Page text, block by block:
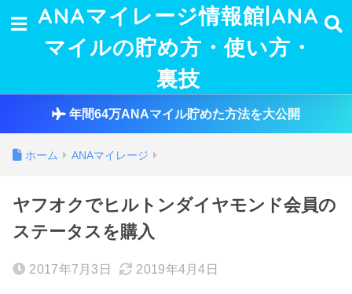
ANAマイレージ情報館|ANA
マイルの貯め方・使い方・
裏技
年間64万ANAマイル貯めた方法を大公開
ホーム ANAマイレージ
ヤフオクでヒルトンダイヤモンド会員の
ステータスを購入
2017年7月3日 2019年4月4日